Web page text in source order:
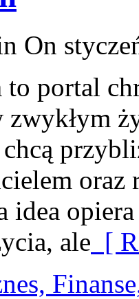
On
to portal
zwykłym
oraz
idea
ale [